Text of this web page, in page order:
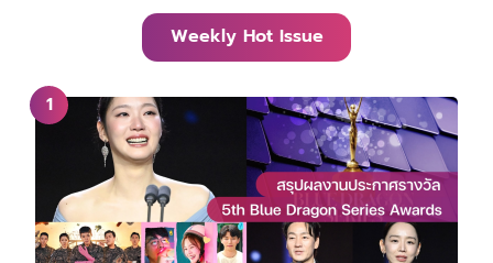
Weekly Hot Issue